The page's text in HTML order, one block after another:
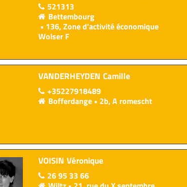
521313
Bettembourg
136, Zone d'activité économique
Wolser F
VANDERHEYDEN Camille
+35227918489
Bofferdange
2b, A romescht
VOISIN Véronique
26 95 33 66